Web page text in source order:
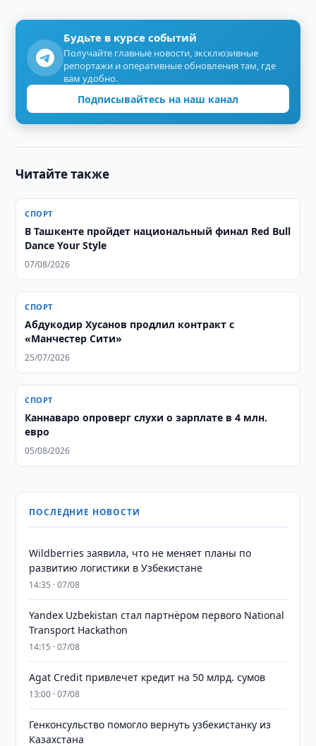
Будьте в курсе событий
Получайте главные новости, эксклюзивные
репортажи и оперативные обновления там, где
вам удобно.
Подписывайтесь на наш канал
Читайте также
СПОРТ
В Ташкенте пройдет национальный финал Red Bull
Dance Your Style
07/08/2026
СПОРТ
Абдукодир Хусанов продлил контракт с
«Манчестер Сити»
25/07/2026
СПОРТ
Каннаваро опроверг слухи о зарплате в 4 млн.
евро
05/08/2026
ПОСЛЕДНИЕ НОВОСТИ
Wildberries заявила, что не меняет планы по
развитию логистики в Узбекистане
14:35 · 07/08
Yandex Uzbekistan стал партнёром первого National
Transport Hackathon
14:15 · 07/08
Agat Credit привлечет кредит на 50 млрд. сумов
13:00 · 07/08
Генконсульство помогло вернуть узбекистанку из
Казахстана